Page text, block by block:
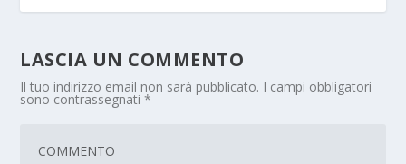
LASCIA UN COMMENTO
Il tuo indirizzo email non sarà pubblicato. I campi obbligatori
sono contrassegnati*